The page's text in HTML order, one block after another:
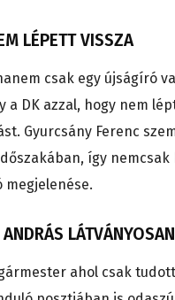
LÉPETT VISSZA
csak egy újságíró
a DK azzal, hogy nem
Gyurcsány Ferenc
így
megjelenése.
ahol csak